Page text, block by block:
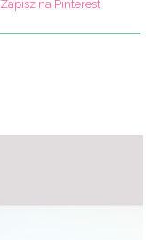
window
Zapisz na Pinterest